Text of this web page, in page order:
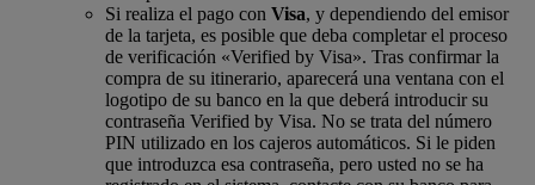
Si realiza el pago con Visa, y dependiendo del emisor
de la tarjeta, es posible que deba completar el proceso
de verificación «Verified by Visa». Tras confirmar la
compra de su itinerario, aparecerá una ventana con el
logotipo de su banco en la que deberá introducir su
contraseña Verified by Visa. No se trata del número
PIN utilizado en los cajeros automáticos. Si le piden
que introduzca esa contraseña, pero usted no se ha